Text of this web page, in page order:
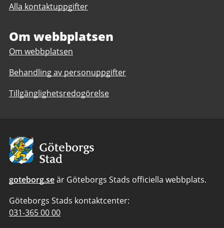
till
kommunikation
Alla kontaktuppgifter
Om webbplatsen
Om webbplatsen
Behandling av personuppgifter
Tillgänglighetsredogörelse
Avsändare:
Göteborgs
Stad
goteborg.seär Göteborgs Stads officiella webbplats.
Göteborgs Stads kontaktcenter:
Telefonnummer
031-365 00 00